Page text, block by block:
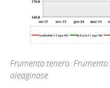
Frumento tenero.
oleaginose